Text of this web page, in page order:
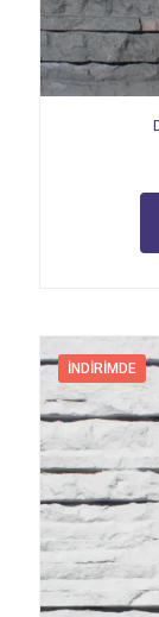
İNDIRIMDE